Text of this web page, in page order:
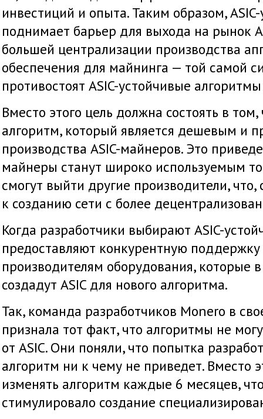
инвестиций и опыта. Таким образом,
поднимает барьер для выхода на рынок
большей централизации производства
обеспечения для майнинга — той самой
противостоят ASIC-устойчивые
Вместо этого цель должна состоять в
алгоритм, который является дешевым и
производства ASIC-майнеров. Это
майнеры станут широко используемым
смогут выйти другие производители, что,
к созданию сети с более
Когда разработчики выбирают ASIC-
предоставляют конкурентную
производителям оборудования, которые
создадут ASIC для нового алгоритма.
Так, команда разработчиков Monero в
признала тот факт, что алгоритмы не
от ASIC. Они поняли, что попытка
алгоритм ни к чему не приведет. Вместо
изменять алгоритм каждые 6 месяцев,
стимулировало создание